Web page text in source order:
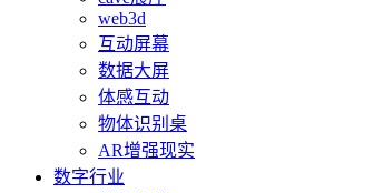
web3d
互动屏幕
数据大屏
体感互动
物体识别桌
AR增强现实
数字行业